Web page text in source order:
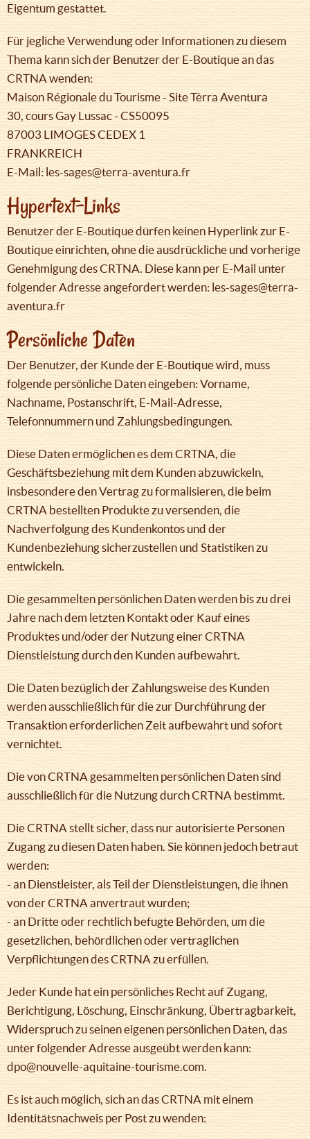
Eigentum gestattet.
Für jegliche Verwendung oder Informationen zu diesem
Thema kann sich der Benutzer der E-Boutique an das
CRTNA wenden:
Maison Régionale du Tourisme - Site Tèrra Aventura
30, cours Gay Lussac - CS50095
87003 LIMOGES CEDEX 1
FRANKREICH
E-Mail: les-sages@terra-aventura.fr
Hypertext-Links
Benutzer der E-Boutique dürfen keinen Hyperlink zur E-
Boutique einrichten, ohne die ausdrückliche und vorherige
Genehmigung des CRTNA. Diese kann per E-Mail unter
folgender Adresse angefordert werden: les-sages@terra-
aventura.fr
Persönliche Daten
Der Benutzer, der Kunde der E-Boutique wird, muss
folgende persönliche Daten eingeben: Vorname,
Nachname, Postanschrift, E-Mail-Adresse,
Telefonnummern und Zahlungsbedingungen.
Diese Daten ermöglichen es dem CRTNA, die
Geschäftsbeziehung mit dem Kunden abzuwickeln,
insbesondere den Vertrag zu formalisieren, die beim
CRTNA bestellten Produkte zu versenden, die
Nachverfolgung des Kundenkontos und der
Kundenbeziehung sicherzustellen und Statistiken zu
entwickeln.
Die gesammelten persönlichen Daten werden bis zu drei
Jahre nach dem letzten Kontakt oder Kauf eines
Produktes und/oder der Nutzung einer CRTNA
Dienstleistung durch den Kunden aufbewahrt.
Die Daten bezüglich der Zahlungsweise des Kunden
werden ausschließlich für die zur Durchführung der
Transaktion erforderlichen Zeit aufbewahrt und sofort
vernichtet.
Die von CRTNA gesammelten persönlichen Daten sind
ausschließlich für die Nutzung durch CRTNA bestimmt.
Die CRTNA stellt sicher, dass nur autorisierte Personen
Zugang zu diesen Daten haben. Sie können jedoch betraut
werden:
- an Dienstleister, als Teil der Dienstleistungen, die ihnen
von der CRTNA anvertraut wurden;
- an Dritte oder rechtlich befugte Behörden, um die
gesetzlichen, behördlichen oder vertraglichen
Verpflichtungen des CRTNA zu erfüllen.
Jeder Kunde hat ein persönliches Recht auf Zugang,
Berichtigung, Löschung, Einschränkung, Übertragbarkeit,
Widerspruch zu seinen eigenen persönlichen Daten, das
unter folgender Adresse ausgeübt werden kann:
dpo@nouvelle-aquitaine-tourisme.com.
Es ist auch möglich, sich an das CRTNA mit einem
Identitätsnachweis per Post zu wenden: